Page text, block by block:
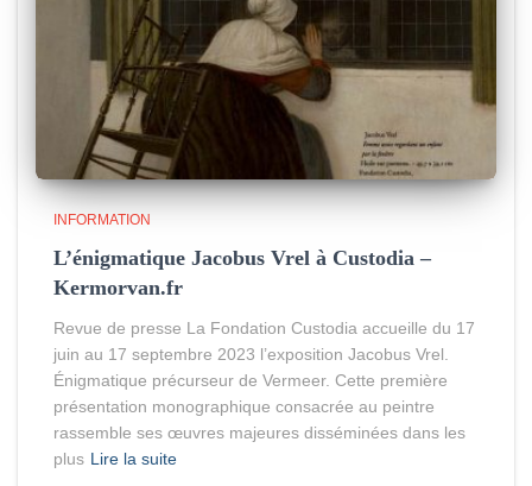
INFORMATION
L’énigmatique Jacobus Vrel à Custodia –
Kermorvan.fr
Revue de presse La Fondation Custodia accueille du 17
juin au 17 septembre 2023 l’exposition Jacobus Vrel.
Énigmatique précurseur de Vermeer. Cette première
présentation monographique consacrée au peintre
rassemble ses œuvres majeures disséminées dans les
plus Lire la suite